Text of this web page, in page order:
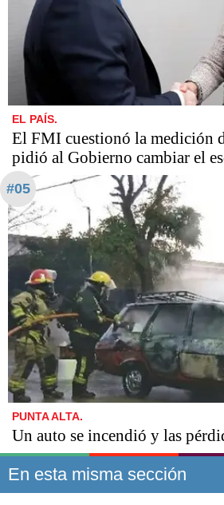
EL PAÍS.
El FMI cuestionó la medición
pidió al Gobierno cambiar el
#05
PUNTA ALTA.
Un auto se incendió y las
En esta misma sección